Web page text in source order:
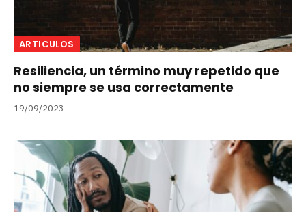
ARTICULOS
Resiliencia, un término muy repetido que
no siempre se usa correctamente
19/09/2023